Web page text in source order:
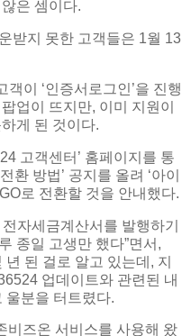
은 셈이다.
받지 못한 고객들은 1월 13
이 ‘인증서로그인’을 진행
업이 뜨지만, 이미 지원이
게 된 것이다.
고객센터’ 홈페이지를 통
환 방법’ 공지를 올려 ‘아이
로 전환할 것을 안내했다.
자세금계산서를 발행하기
종일 고생만 했다”면서,
된 걸로 알고 있는데, 지
업데이트와 관련된 내
울분을 터트렸다.
비즈온 서비스를 사용해 왔